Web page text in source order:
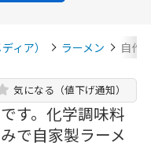
ィア） ラーメン 自作
す。化学調味料
で自家製ラーメ
気になる（値下げ通知）